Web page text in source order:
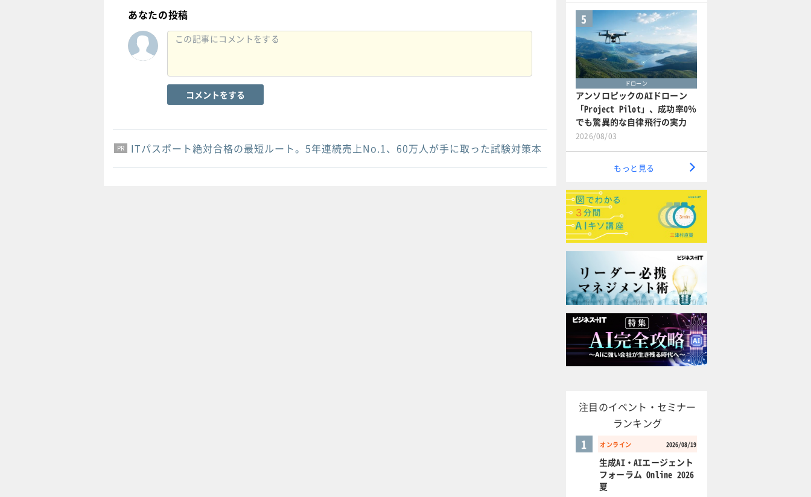
あなたの投稿
コメントをする
PR
PR
PR ITパスポート絶対合格の最短ルート。5年連続売上No.1、60万人が手に取った試験対策本
5
ドローン
アンソロピックのAIドローン
「Project Pilot」、成功率0％
でも驚異的な自律飛行の実力
2026/08/03
もっと見る
注目のイベント・セミナー
ランキング
オンライン 2026/08/19
1
生成AI・AIエージェント
フォーラム Online 2026
夏